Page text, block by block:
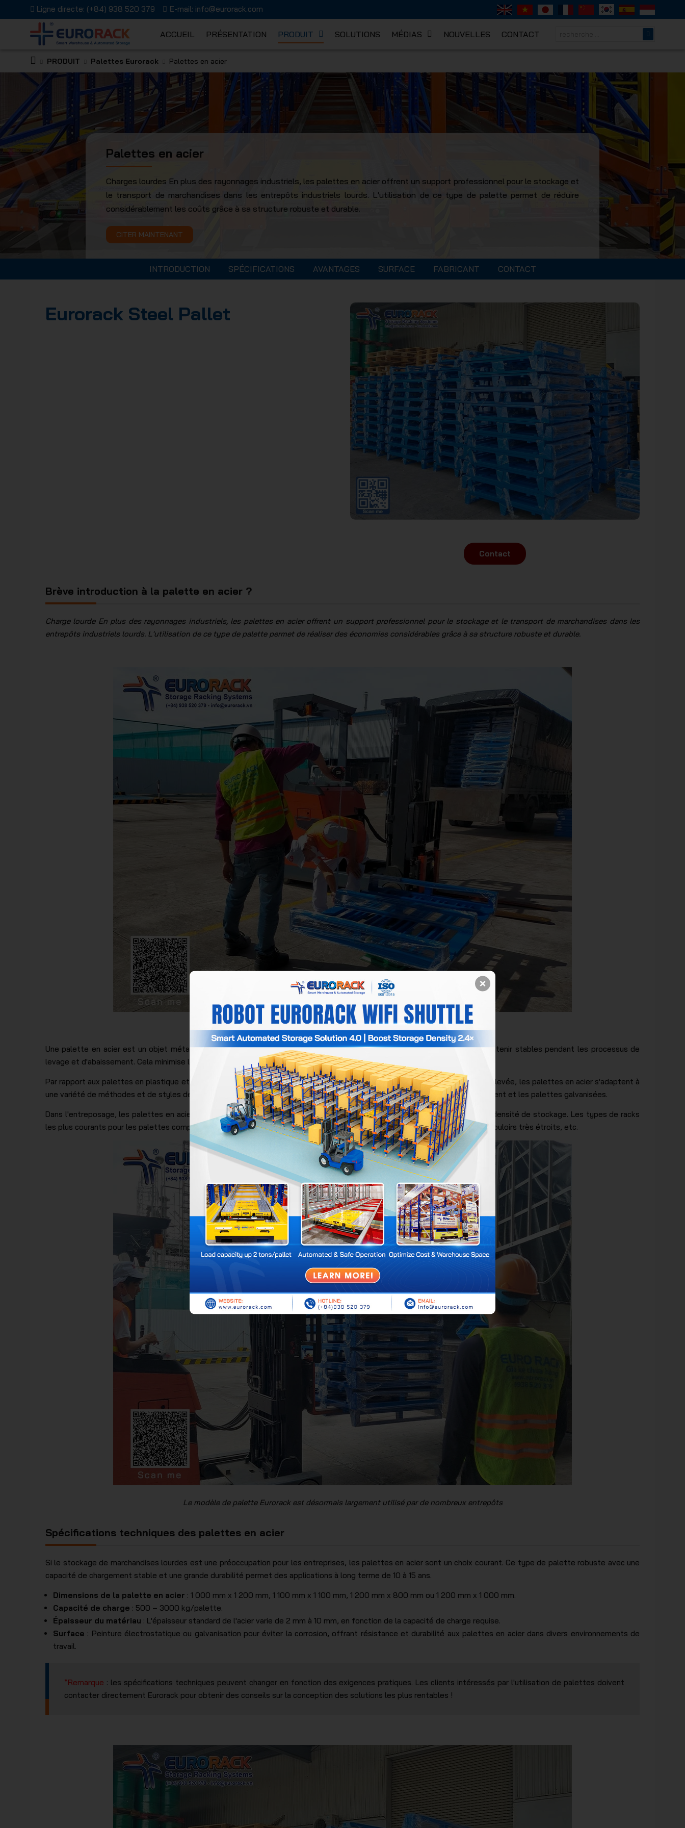
Ligne directe: (+84) 938 520 379 E-mail: info@eurorack.com
ACCUEIL PRÉSENTATION PRODUIT SOLUTIONS MÉDIAS NOUVELLES CONTACT
EURORACK MECHANICAL
JSC
PRODUIT Palettes Eurorack Palettes en acier
Palettes en acier
Charges lourdes En plus des rayonnages industriels, les palettes en acier offrent un support professionnel pour le stockage et
le transport de marchandises dans les entrepôts industriels lourds. L'utilisation de ce type de palette permet de réduire
considérablement les coûts grâce à sa structure robuste et durable.
CITER MAINTENANT
INTRODUCTION SPÉCIFICATIONS AVANTAGES SURFACE FABRICANT CONTACT
Eurorack Steel Pallet
Contact
Brève introduction à la palette en acier ?
Charge lourde En plus des rayonnages industriels, les palettes en acier offrent un support professionnel pour le stockage et le transport de marchandises dans les
entrepôts industriels lourds. L'utilisation de ce type de palette permet de réaliser des économies considérables grâce à sa structure robuste et durable.
Découvrez quelques caractéristiques exceptionnelles des palettes en acier Eurorack
Une palette en acier est un objet métallique plat utilisé pour sécuriser les marchandises dans le stockage et pour les maintenir stables pendant les processus de
levage et d'abaissement. Cela minimise le risque de déplacement ou de chute des marchandises, garantissant ainsi la sécurité.
Par rapport aux palettes en plastique et en bois, les palettes en acier sont plus durables. En plus de leur capacité de charge élevée, les palettes en acier s'adaptent à
une variété de méthodes et de styles de levage. Les palettes les plus populaires sont les palettes peintes électrostatiquement et les palettes galvanisées.
Dans l'entreposage, les palettes en acier sont combinées à différents types de racks pour augmenter considérablement la densité de stockage. Les types de racks
les plus courants pour les palettes comprennent les racks sélectifs, à double profondeur, à accumulation, à flux continu et à couloirs très étroits, etc.
Le modèle de palette Eurorack est désormais largement utilisé par de nombreux entrepôts
Spécifications techniques des palettes en acier
Si le stockage de marchandises lourdes est une préoccupation pour les entreprises, les palettes en acier sont un choix courant. Ce type de palette robuste avec une
capacité de chargement stable et une grande durabilité permet des applications à long terme de 10 à 15 ans.
Dimensions de la palette en acier : 1 000 mm x 1 200 mm, 1 100 mm x 1 100 mm, 1 200 mm x 800 mm ou 1 200 mm x 1 000 mm.
Capacité de charge : 500 – 3000 kg/palette.
Épaisseur du matériau : L'épaisseur standard de l'acier varie de 2 mm à 10 mm, en fonction de la capacité de charge requise.
Surface : Peinture électrostatique ou galvanisation pour éviter la corrosion, offrant résistance et durabilité aux palettes en acier dans divers environnements de
travail.
*Remarque : les spécifications techniques peuvent changer en fonction des exigences pratiques. Les clients intéressés par l'utilisation de palettes doivent
contacter directement Eurorack pour obtenir des conseils sur la conception des solutions les plus rentables !